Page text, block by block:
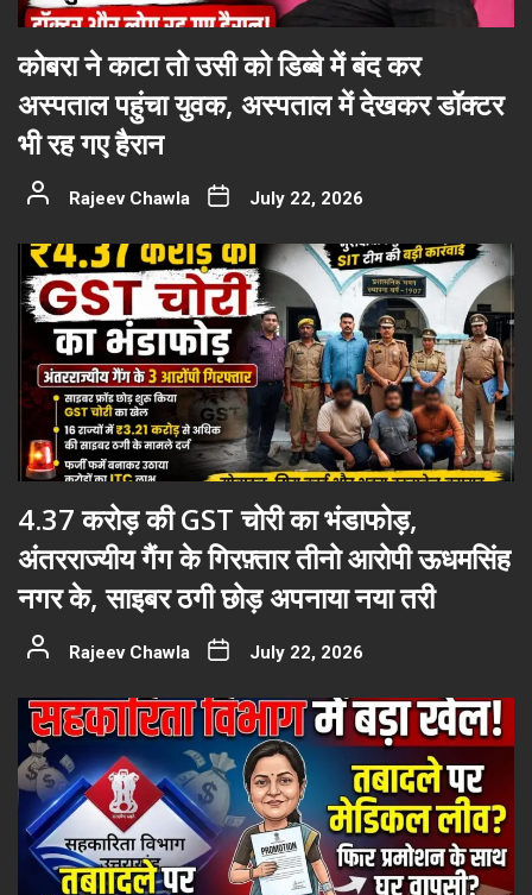
कोबरा ने काटा तो उसी को डिब्बे में बंद कर
अस्पताल पहुंचा युवक, अस्पताल में देखकर डॉक्टर
भी रह गए हैरान
Rajeev Chawla July 22, 2026
4.37 करोड़ की GST चोरी का भंडाफोड़,
अंतरराज्यीय गैंग के गिरफ़्तार तीनो आरोपी ऊधमसिंह
नगर के, साइबर ठगी छोड़ अपनाया नया तरी
Rajeev Chawla July 22, 2026